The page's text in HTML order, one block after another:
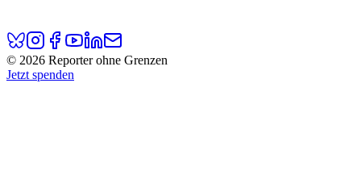
© 2026 Reporter ohne Grenzen
Jetzt spenden